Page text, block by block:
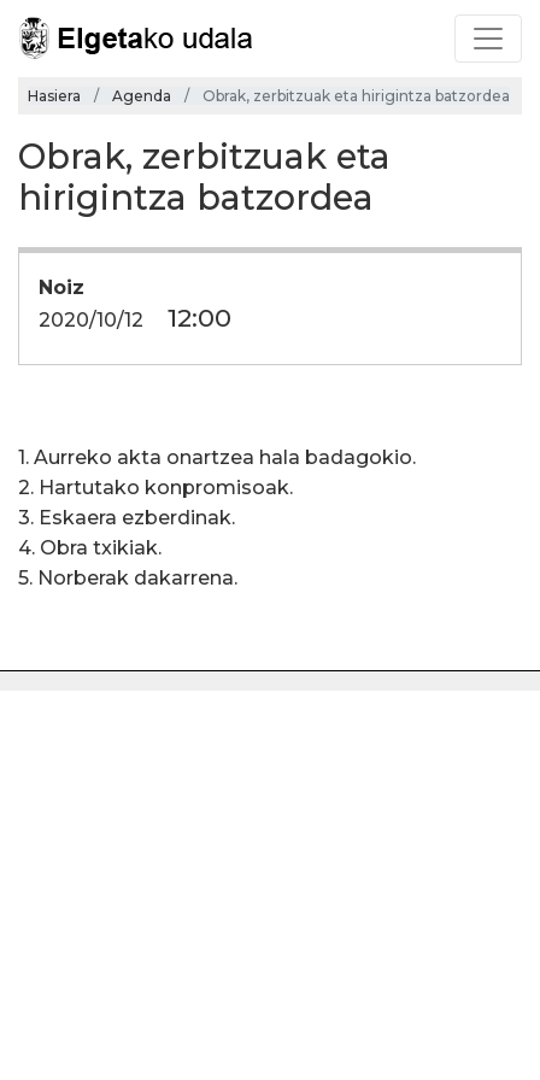
Hasiera Agenda Obrak, zerbitzuak eta hirigintza batzordea
Obrak, zerbitzuak eta
hirigintza batzordea
Noiz
2020/10/12
12:00
1. Aurreko akta onartzea hala badagokio.
2. Hartutako konpromisoak.
3. Eskaera ezberdinak.
4. Obra txikiak.
5. Norberak dakarrena.